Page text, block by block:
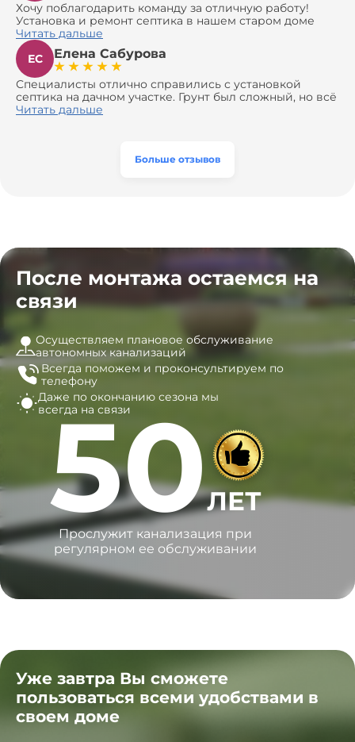
Хочу поблагодарить команду за отличную работу!
Установка и ремонт септика в нашем старом доме
оказались сложной задачей, но ребята справились на
все 100%. Всё сделали аккуратно и профессионально.
Давали полезные рекомендации, не пытались
навязать ничего лишнего, помогли с выбором и
доставкой материалов, что позволило нам
сэкономить. Выполнили монтаж и демонтаж
оборудования, заменили трубы, обновили
эту компанию всем, кто ищет надёжных
Читать дальше
ЕС
Елена Сабурова
Специалисты отлично справились с установкой
септика на дачном участке. Грунт был сложный, но всё
сделали быстро и аккуратно. Помогли выбрать
Читать дальше
Больше отзывов
После монтажа остаемся на
связи
Осуществляем плановое обслуживание
автономных канализаций
Всегда поможем и проконсультируем по
телефону
Даже по окончанию сезона мы
всегда на связи
50ЛЕТ
Прослужит канализация при
регулярном ее обслуживании
Уже завтра Вы сможете
пользоваться всеми удобствами в
своем доме